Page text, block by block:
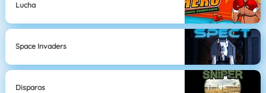
Lucha
Space Invaders
Disparos